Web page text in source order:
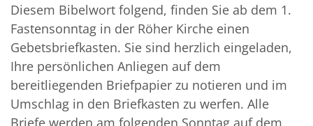
Diesem Bibelwort folgend, finden Sie ab dem 1.
Fastensonntag in der Röher Kirche einen
Gebetsbriefkasten. Sie sind herzlich eingeladen,
Ihre persönlichen Anliegen auf dem
bereitliegenden Briefpapier zu notieren und im
Umschlag in den Briefkasten zu werfen. Alle
Briefe werden am folgenden Sonntag auf dem